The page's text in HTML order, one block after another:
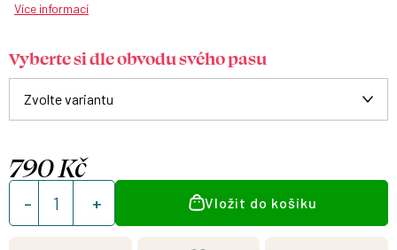
Více informací
Vyberte si dle obvodu svého pasu
790 Kč
Měrná
cena:
Vložit do košíku